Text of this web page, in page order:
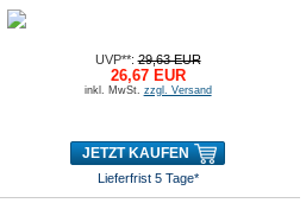
UVP**:29,63 EUR
26,67 EUR
inkl. MwSt. zzgl. Versand
JETZT KAUFEN
Lieferfrist 5 Tage*